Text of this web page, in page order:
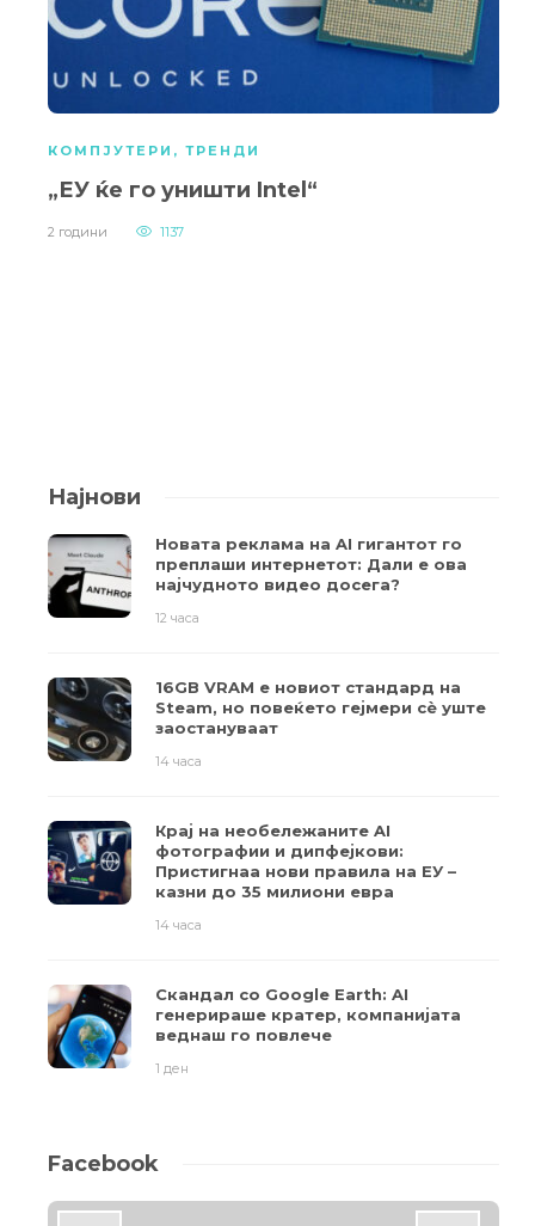
КОМПЈУТЕРИ , ТРЕНДИ
„ЕУ ќе го уништи Intel“
2 години 1137
Најнови
Новата реклама на AI гигантот го
преплаши интернетот: Дали е ова
најчудното видео досега?
12 часа
16GB VRAM е новиот стандард на
Steam, но повеќето гејмери ​​сè уште
заостануваат
14 часа
Крај на необележаните AI
фотографии и дипфејкови:
Пристигнаа нови правила на ЕУ –
казни до 35 милиони евра
14 часа
Скандал со Google Earth: AI
генерираше кратер, компанијата
веднаш го повлече
1 ден
Facebook